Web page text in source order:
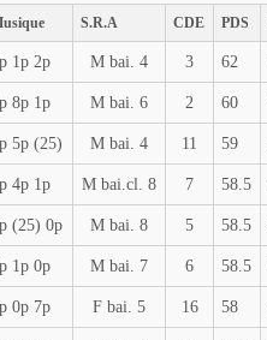
S.R.A CDE PDS
1p 2p M bai. 4 3 62
8p 1p M bai. 6 2 60
5p (25) M bai. 4 11 59
4p 1p M bai.cl. 8 7 58.5
(25) 0p M bai. 8 5 58.5
1p 0p M bai. 7 6 58.5
0p 7p F bai. 5 16 58